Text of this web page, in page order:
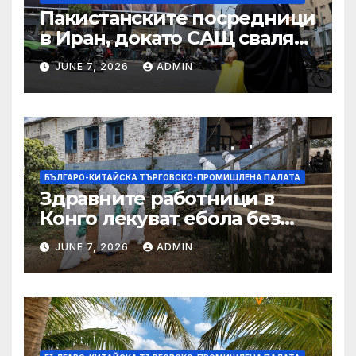
Пакистанските посредници
в Иран, докато САЩ свалят
дронове, Ливан търси мир
JUNE 7, 2026 ADMIN
БЪЛГАРО-КИТАЙСКА ТЪРГОВСКО-ПРОМИШЛЕНА ПАЛАТА
Здравните работници в
Конго лекуват ебола без
заплащане, докато СЗО
търси ресурси
JUNE 7, 2026 ADMIN